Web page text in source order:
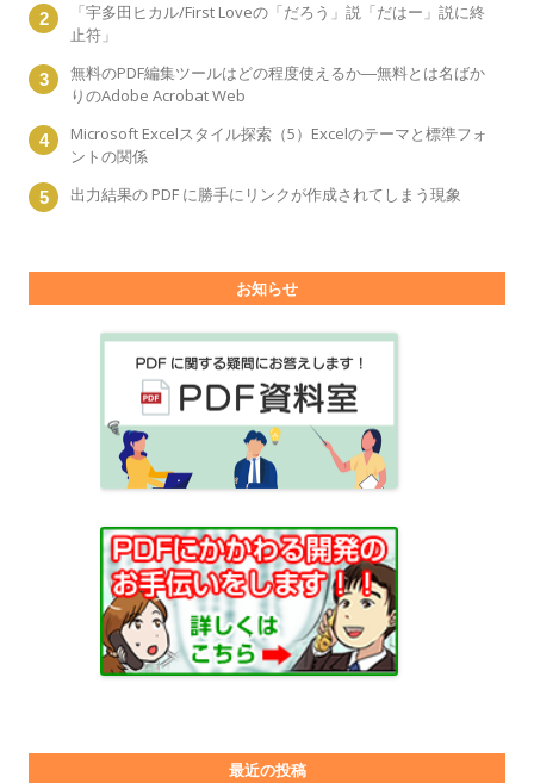
「宇多田ヒカル/First Loveの「だろう」説「だはー」説に終
止符」
無料のPDF編集ツールはどの程度使えるか―無料とは名ばか
りのAdobe Acrobat Web
Microsoft Excelスタイル探索（5）Excelのテーマと標準フォ
ントの関係
出力結果の PDF に勝手にリンクが作成されてしまう現象
お知らせ
最近の投稿